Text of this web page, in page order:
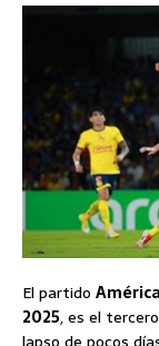
El partido
2025, es el